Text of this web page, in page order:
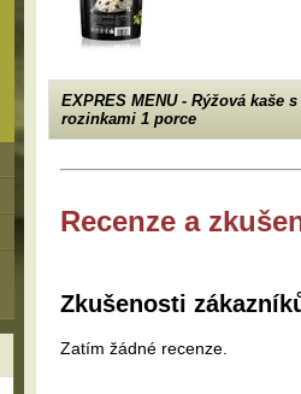
EXPRES MENU - Rýžová kaše s
rozinkami 1 porce
Recenze a
Zkušenosti
Zatím žádné recenze.